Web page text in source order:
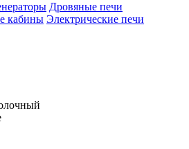
Дровяные печи
кабины Электрические печи